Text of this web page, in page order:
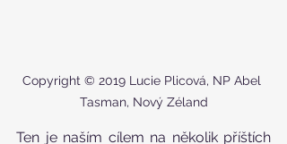
Copyright © 2019 Lucie Plicová, NP Abel
Tasman, Nový Zéland
Ten je naším cílem na několik příštích